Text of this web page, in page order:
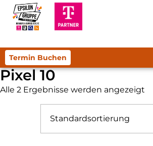
Termin Buchen
Pixel 10
Alle 2 Ergebnisse werden angezeigt